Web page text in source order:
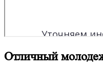
Отличный